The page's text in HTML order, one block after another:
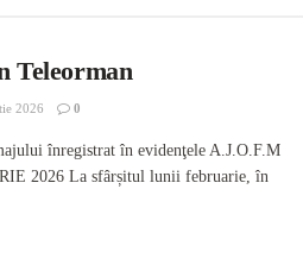
Teleorman
2026 0
înregistrat în evidenţele A.J.O.F.M
2026 La sfârșitul lunii februarie, în